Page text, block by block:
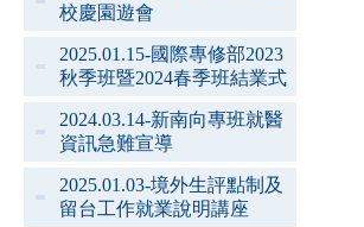
校慶園遊會
2025.01.15-國際專修部2023
秋季班暨2024春季班結業式
2024.03.14-新南向專班就醫
資訊急難宣導
2025.01.03-境外生評點制及
留台工作就業說明講座